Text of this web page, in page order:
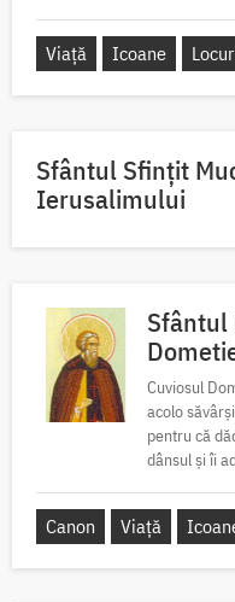
Viață Icoane
Sfântul Sfinţit
Ierusalimului
Sfântul
Cuviosul
acolo
pentru că
dânsul și îi
Canon Viață